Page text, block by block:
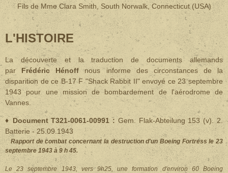
Fils de Mme Clara Smith, South Norwalk, Connecticut (USA)
L'HISTOIRE
La découverte et la traduction de documents allemands
parFrédéric Hénoff nous informe des circonstances de la
disparition de ce B-17 F "Shack Rabbit II" envoyé ce 23 septembre
1943 pour une mission de bombardement de l'aérodrome de
Vannes.
♦ Document T321-0061-00991 : Gem. Flak-Abteilung 153 (v). 2.
Batterie - 25.09.1943
Rapport de combat concernant la destruction d'un Boeing Fortress le 23
septembre 1943 à 9 h 45.
Le 23 septembre 1943, vers 9h25, une formation d'environ 60 Boeing